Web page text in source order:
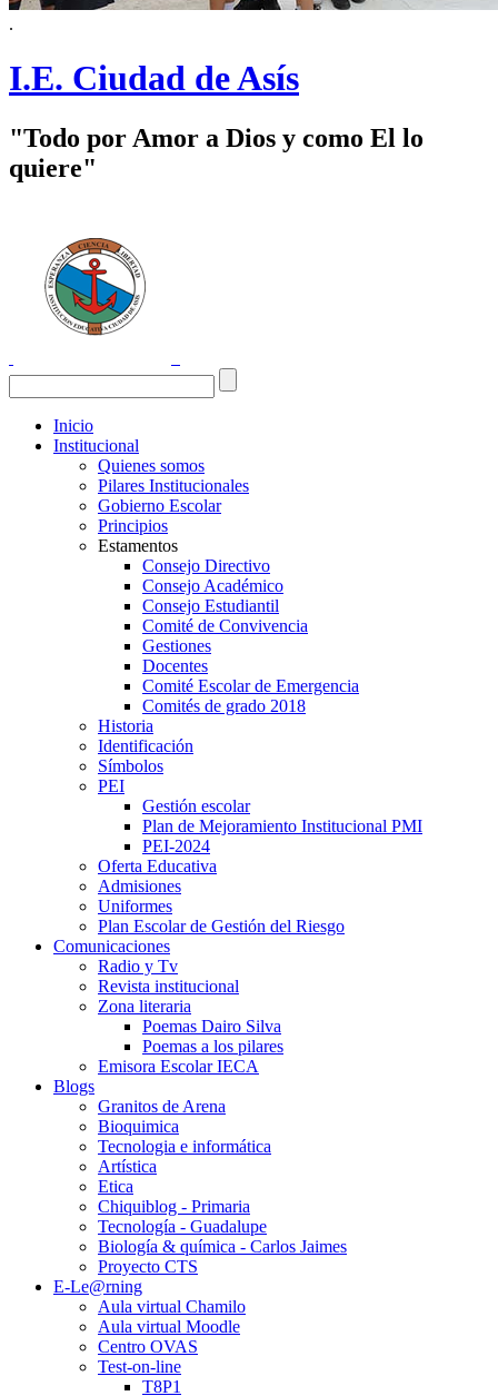
.
I.E. Ciudad de Asís
"Todo por Amor a Dios y como El lo
quiere"
Inicio
Institucional
Quienes somos
Pilares Institucionales
Gobierno Escolar
Principios
Estamentos
Consejo Directivo
Consejo Académico
Consejo Estudiantil
Comité de Convivencia
Gestiones
Docentes
Comité Escolar de Emergencia
Comités de grado 2018
Historia
Identificación
Símbolos
PEI
Gestión escolar
Plan de Mejoramiento Institucional PMI
PEI-2024
Oferta Educativa
Admisiones
Uniformes
Plan Escolar de Gestión del Riesgo
Comunicaciones
Radio y Tv
Revista institucional
Zona literaria
Poemas Dairo Silva
Poemas a los pilares
Emisora Escolar IECA
Blogs
Granitos de Arena
Bioquimica
Tecnologia e informática
Artística
Etica
Chiquiblog - Primaria
Tecnología - Guadalupe
Biología & química - Carlos Jaimes
Proyecto CTS
E-Le@rning
Aula virtual Chamilo
Aula virtual Moodle
Centro OVAS
Test-on-line
T8P1